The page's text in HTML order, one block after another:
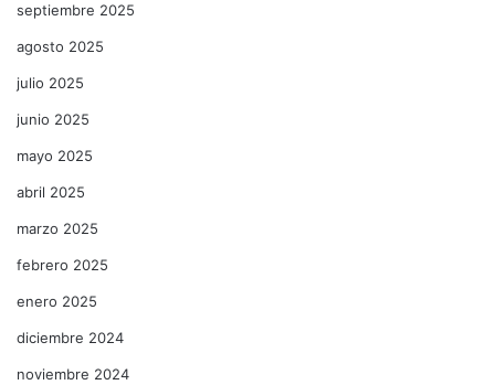
septiembre 2025
agosto 2025
julio 2025
junio 2025
mayo 2025
abril 2025
marzo 2025
febrero 2025
enero 2025
diciembre 2024
noviembre 2024